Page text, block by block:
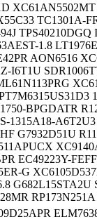
TC1301A-
1.8
AON6516
I6T1U
BPGDATR
1315A18-
G7932D51U
EC49223Y-
G
G682L15STA2U